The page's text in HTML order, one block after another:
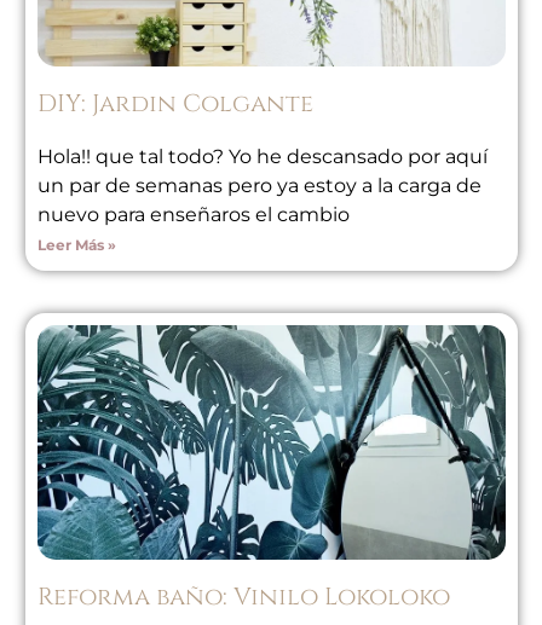
DIY: Jardin Colgante
Hola!! que tal todo? Yo he descansado por aquí
un par de semanas pero ya estoy a la carga de
nuevo para enseñaros el cambio
Leer Más »
Reforma baño: Vinilo Lokoloko